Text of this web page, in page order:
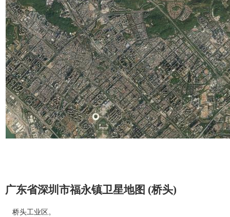
广东省深圳市福永镇卫星地图 (桥头)
桥头工业区。